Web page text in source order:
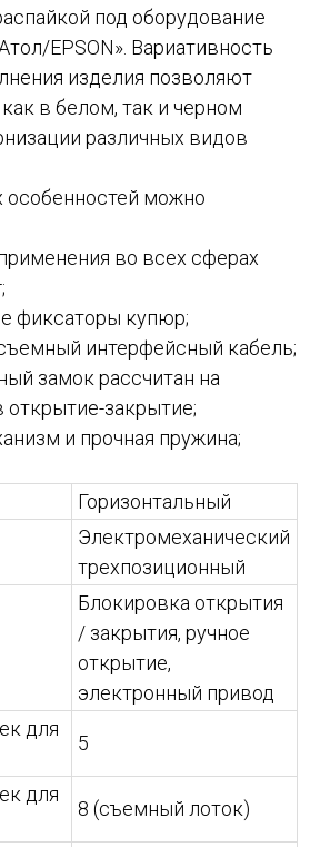
под оборудование
EPSON». Вариативность
изделия позволяют
в белом, так и черном
различных видов
можно
во всех сферах
фиксаторы купюр;
интерфейсный кабель;
замок рассчитан на
открытие-закрытие;
и прочная пружина;
Горизонтальный
Электромеханический
трехпозиционный
Блокировка открытия
/ закрытия, ручное
открытие,
электронный привод
для
5
для
8 (съемный лоток)